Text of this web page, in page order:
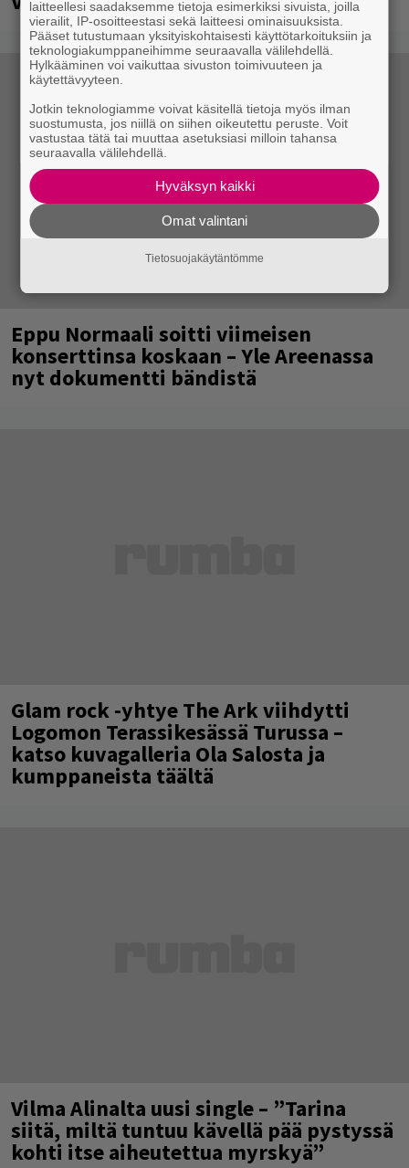
Eppu Normaali soitti viimeisen
konserttinsa koskaan – Yle Areenassa
nyt dokumentti bändistä
Glam rock -yhtye The Ark viihdytti
Logomon Terassikesässä Turussa –
katso kuvagalleria Ola Salosta ja
kumppaneista täältä
Vilma Alinalta uusi single – ”Tarina
siitä, miltä tuntuu kävellä pää pystyssä
kohti itse aiheutettua myrskyä”
laitteellesi saadaksemme tietoja esimerkiksi sivuista, joilla
vierailit, IP-osoitteestasi sekä laitteesi ominaisuuksista.
Pääset tutustumaan yksityiskohtaisesti käyttötarkoituksiin ja
teknologiakumppaneihimme seuraavalla välilehdellä.
Hylkääminen voi vaikuttaa sivuston toimivuuteen ja
käytettävyyteen.
Jotkin teknologiamme voivat käsitellä tietoja myös ilman
suostumusta, jos niillä on siihen oikeutettu peruste. Voit
vastustaa tätä tai muuttaa asetuksiasi milloin tahansa
seuraavalla välilehdellä.
Hyväksyn kaikki
Omat valintani
Tietosuojakäytäntömme